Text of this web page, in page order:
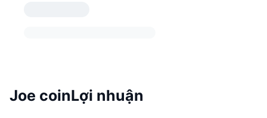
Joe coinLợi nhuận